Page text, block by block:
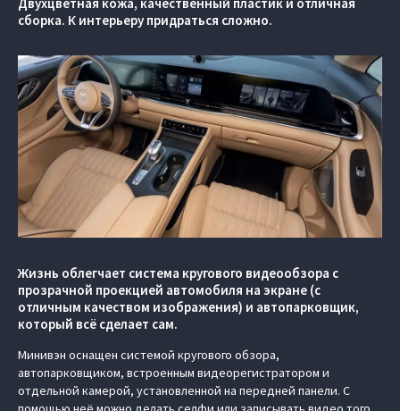
сборка. К интерьеру придраться сложно.
Жизнь облегчает система кругового видеообзора с
прозрачной проекцией автомобиля на экране (c
отличным качеством изображения) и автопарковщик,
который всё сделает сам.
Минивэн оснащен системой кругового обзора,
автопарковщиком, встроенным видеорегистратором и
отдельной камерой, установленной на передней панели. С